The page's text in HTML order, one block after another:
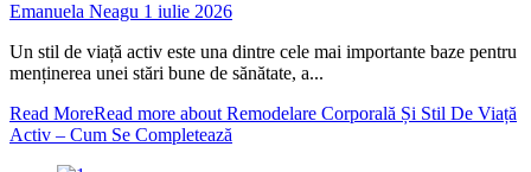
Emanuela Neagu 1 iulie 2026
Un stil de viață activ este una dintre cele mai importante baze pentru
menținerea unei stări bune de sănătate, a...
Read MoreRead more about Remodelare Corporală Și Stil De Viață
Activ – Cum Se Completează